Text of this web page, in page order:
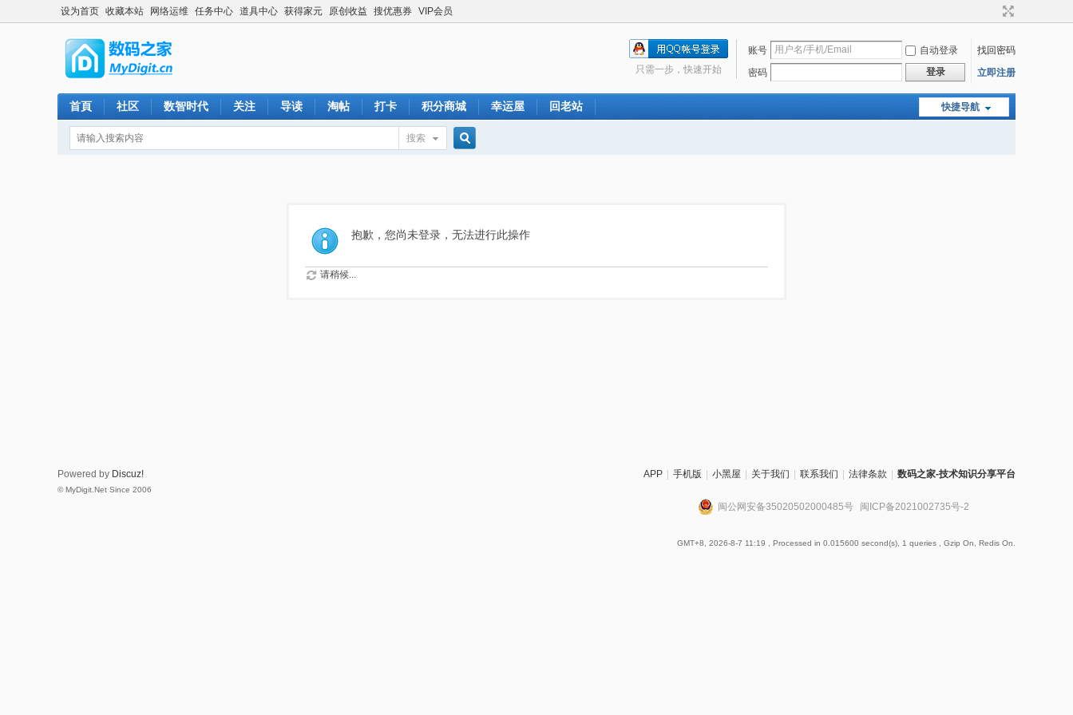
设为首页 收藏本站 网络运维 任务中心 道具中心 获得家元 原创收益 搜优惠券 VIP会员
账号 自动登录
找回密码
密码
登录 立即注册
只需一步，快速开始
快捷导航
首頁 社区 数智时代 关注 导读 淘帖 打卡 积分商城 幸运屋 回老站
搜索
索
抱歉，您尚未登录，无法进行此操作
请稍候...
APP 手机版 小黑屋 关于我们 联系我们 法律条款 数码之家-技术知识分享平台
闽公网安备35020502000485号 闽ICP备2021002735号-2
GMT+8, 2026-8-7 11:19 , Processed in 0.015600 second(s), 1 queries , Gzip On, Redis On.
Powered by Discuz!
© MyDigit.Net Since 2006